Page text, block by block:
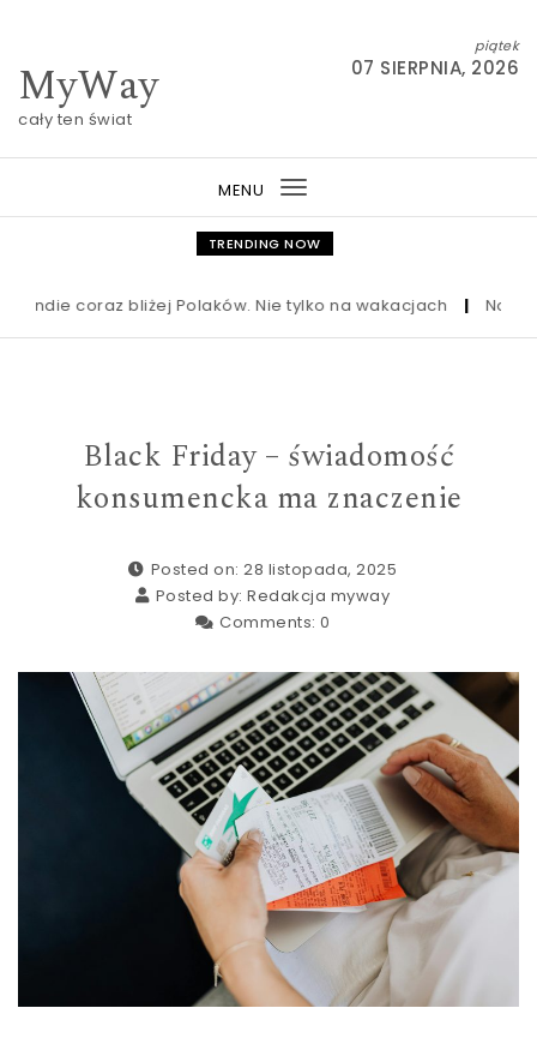
MyWay
cały ten świat
piątek
07 SIERPNIA, 2026
MENU
Toggle
navigation
TRENDING NOW
coraz bliżej Polaków. Nie tylko na wakacjach | Nowa
Black Friday – świadomość
konsumencka ma znaczenie
Posted on: 28 listopada, 2025
Posted by: Redakcja myway
Comments: 0